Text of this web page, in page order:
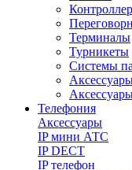
Терминалы
Турникеты
Системы
Телефония
Aксессуары
IP мини АТС
IP DECT
IP телефон